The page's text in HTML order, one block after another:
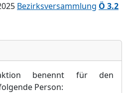
Bezirksversammlung Ö 3.2
benennt für den
Person: